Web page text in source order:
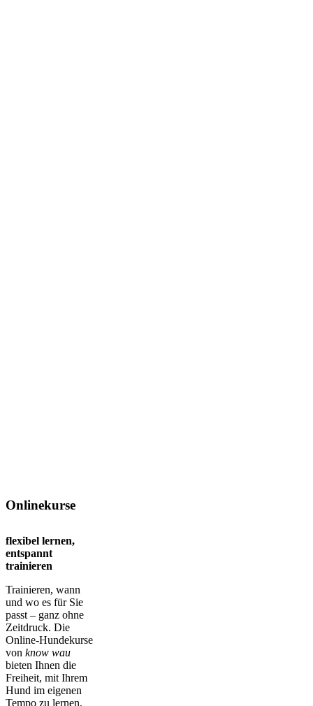
Onlinekurse
flexibel lernen,
entspannt
trainieren
Trainieren, wann
und wo es für Sie
passt – ganz ohne
Zeitdruck. Die
Online-Hundekurse
von know wau
bieten Ihnen die
Freiheit, mit Ihrem
Hund im eigenen
Tempo zu lernen,